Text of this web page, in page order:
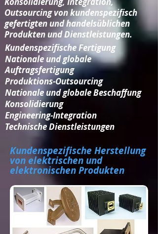
Outsourcing von kundenspezifisch
gefertigten und handelsüblichen
Produkten und Dienstleistungen.
Kundenspezifische Fertigung
Nationale und globale
Auftragsfertigung
Produktions-Outsourcing
Nationale und globale Beschaffung
Konsolidierung​
Engineering-Integration​
Technische Dienstleistungen
Kundenspezifische Herstellung
von elektrischen und
elektronischen Produkten